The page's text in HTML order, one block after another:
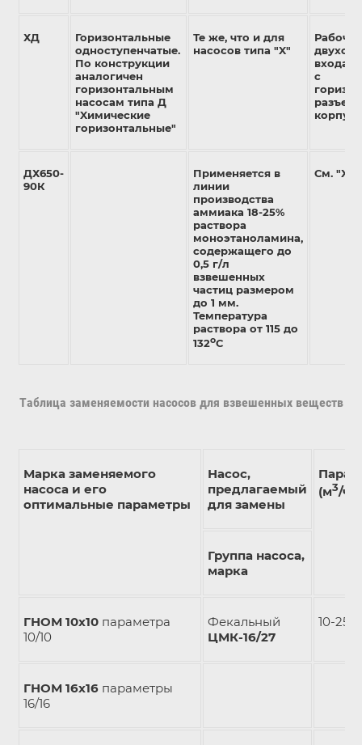
ХД
Горизонтальные
одноступенчатые.
По конструкции
аналогичен
горизонтальным
насосам типа Д
"Xимические
горизонтальные"
Те же, что и для
насосов типа "X"
входа
с
корпуса
ДХ650-
90К
Применяется в
линии
производства
аммиака 18-25%
раствора
моноэтаноламина,
содержащего до
0,5 г/л
взвешенных
частиц размером
до 1 мм.
Температура
раствора от 115 до
132оС
См. "ХД"
Таблица заменяемости насосов для взвешенных веществ
Марка заменяемого
насоса и его
оптимальные параметры
Насос,
предлагаемый
для замены
(м3/
Группа насоса,
марка
ГНОМ 10х10 параметра
10/10
Фекальный
ЦМК-16/27
10-25/
ГНОМ 16х16параметры
16/16